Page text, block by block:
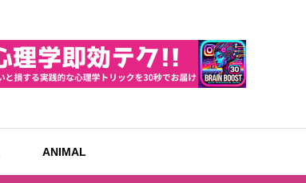
ANIMAL